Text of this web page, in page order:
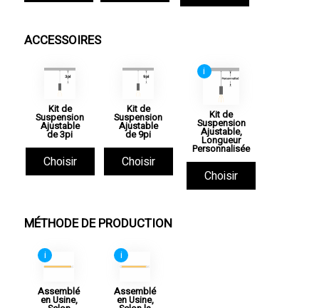
ACCESSOIRES
Kit de
Suspension
Ajustable
de 3pi
Choisir
Kit de
Suspension
Ajustable
de 9pi
Choisir
i
Kit de
Suspension
Ajustable,
Longueur
Personnalisée
Choisir
MÉTHODE DE PRODUCTION
i
Assemblé
en Usine,
i
Assemblé
en Usine,